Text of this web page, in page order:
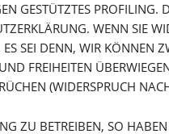
GESTÜTZTES PROFILING.
WENN SIE
SEI DENN, WIR KÖNNEN
FREIHEITEN
(WIDERSPRUCH
ZU BETREIBEN, SO HABEN